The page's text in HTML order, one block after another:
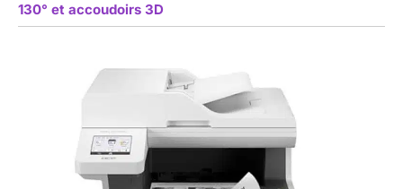
130° et accoudoirs 3D